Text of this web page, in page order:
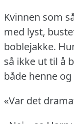
Kvinnen som
med lyst,
boblejakke.
så ikke ut til å
både henne
«Var det